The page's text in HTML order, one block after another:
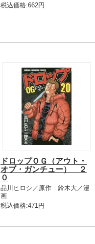
税込価格:662円
ドロップＯＧ（アウト・
オブ・ガンチュー） ２
０
品川ヒロシ／原作 鈴木大／漫
画
税込価格:471円